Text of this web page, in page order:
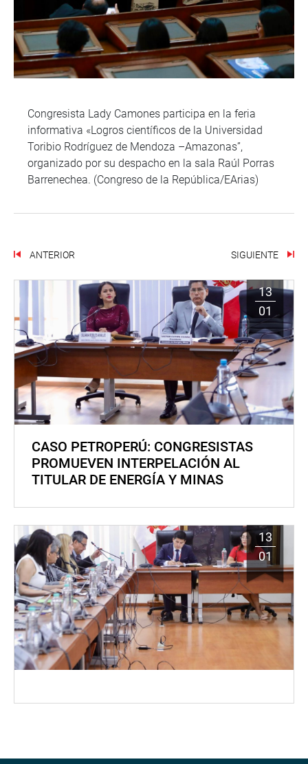
Congresista Lady Camones participa en la feria
informativa «Logros científicos de la Universidad
Toribio Rodríguez de Mendoza –Amazonas”,
organizado por su despacho en la sala Raúl Porras
Barrenechea. (Congreso de la República/EArias)
ANTERIOR SIGUIENTE
13
01
CASO PETROPERÚ: CONGRESISTAS
PROMUEVEN INTERPELACIÓN AL
TITULAR DE ENERGÍA Y MINAS
13
01